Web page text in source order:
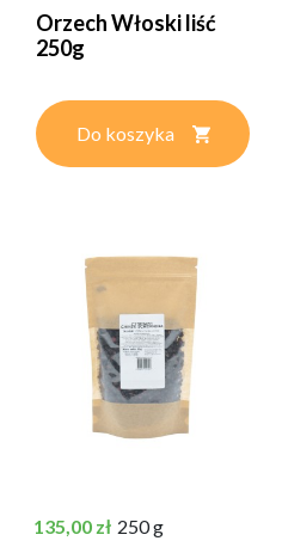
Orzech Włoski liść
250g
Do koszyka
Cena
135,00 zł 250 g